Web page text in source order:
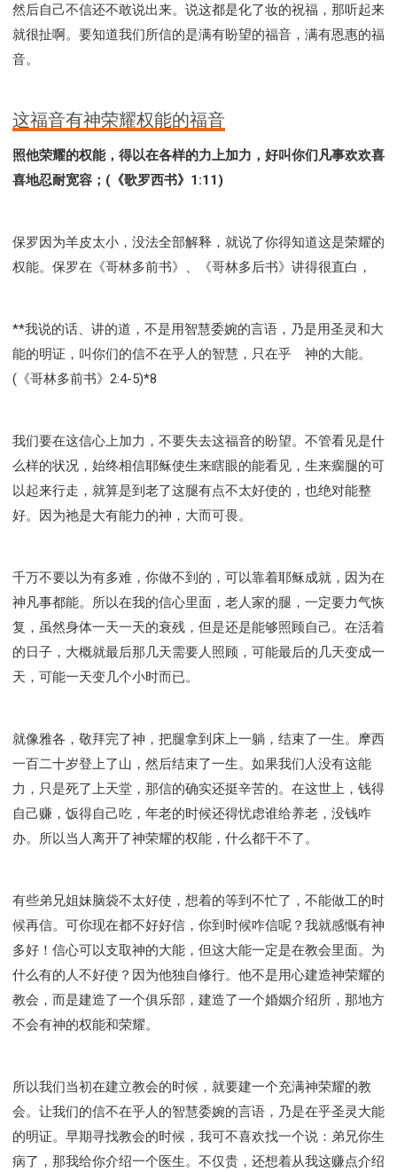
然后自己不信还不敢说出来。说这都是化了妆的祝福，那听起来
就很扯啊。要知道我们所信的是满有盼望的福音，满有恩惠的福
音。
这福音有神荣耀权能的福音
照他荣耀的权能，得以在各样的力上加力，好叫你们凡事欢欢喜
喜地忍耐宽容；(《歌罗西书》1:11)
保罗因为羊皮太小，没法全部解释，就说了你得知道这是荣耀的
权能。保罗在《哥林多前书》、《哥林多后书》讲得很直白，
**我说的话、讲的道，不是用智慧委婉的言语，乃是用圣灵和大
能的明证，叫你们的信不在乎人的智慧，只在乎 神的大能。
(《哥林多前书》2:4-5)*8
我们要在这信心上加力，不要失去这福音的盼望。不管看见是什
么样的状况，始终相信耶稣使生来瞎眼的能看见，生来瘸腿的可
以起来行走，就算是到老了这腿有点不太好使的，也绝对能整
好。因为祂是大有能力的神，大而可畏。
千万不要以为有多难，你做不到的，可以靠着耶稣成就，因为在
神凡事都能。所以在我的信心里面，老人家的腿，一定要力气恢
复，虽然身体一天一天的衰残，但是还是能够照顾自己。在活着
的日子，大概就最后那几天需要人照顾，可能最后的几天变成一
天，可能一天变几个小时而已。
就像雅各，敬拜完了神，把腿拿到床上一躺，结束了一生。摩西
一百二十岁登上了山，然后结束了一生。如果我们人没有这能
力，只是死了上天堂，那信的确实还挺辛苦的。在这世上，钱得
自己赚，饭得自己吃，年老的时候还得忧虑谁给养老，没钱咋
办。所以当人离开了神荣耀的权能，什么都干不了。
有些弟兄姐妹脑袋不太好使，想着的等到不忙了，不能做工的时
候再信。可你现在都不好好信，你到时候咋信呢？我就感慨有神
多好！信心可以支取神的大能，但这大能一定是在教会里面。为
什么有的人不好使？因为他独自修行。他不是用心建造神荣耀的
教会，而是建造了一个俱乐部，建造了一个婚姻介绍所，那地方
不会有神的权能和荣耀。
所以我们当初在建立教会的时候，就要建一个充满神荣耀的教
会。让我们的信不在乎人的智慧委婉的言语，乃是在乎圣灵大能
的明证。早期寻找教会的时候，我可不喜欢找一个说：弟兄你生
病了，那我给你介绍一个医生。不仅贵，还想着从我这赚点介绍